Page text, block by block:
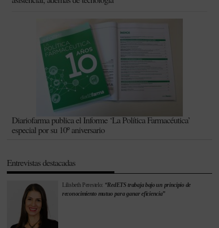
Diariofarma publica el Informe ‘La Política Farmacéutica’
especial por su 10º aniversario
Entrevistas destacadas
Lilisbeth Perestelo: “RedETS trabaja bajo un principio de
reconocimiento mutuo para ganar eficiencia”